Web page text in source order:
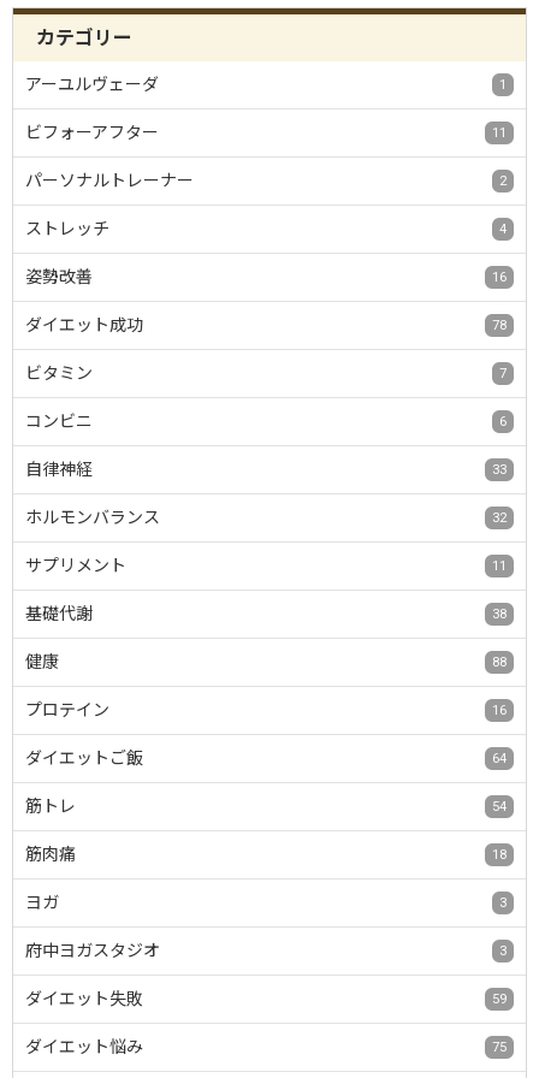
カテゴリー
アーユルヴェーダ 1
ビフォーアフター 11
パーソナルトレーナー 2
ストレッチ 4
姿勢改善 16
ダイエット成功 78
ビタミン 7
コンビニ 6
自律神経 33
ホルモンバランス 32
サプリメント 11
基礎代謝 38
健康 88
プロテイン 16
ダイエットご飯 64
筋トレ 54
筋肉痛 18
ヨガ 3
府中ヨガスタジオ 3
ダイエット失敗 59
ダイエット悩み 75